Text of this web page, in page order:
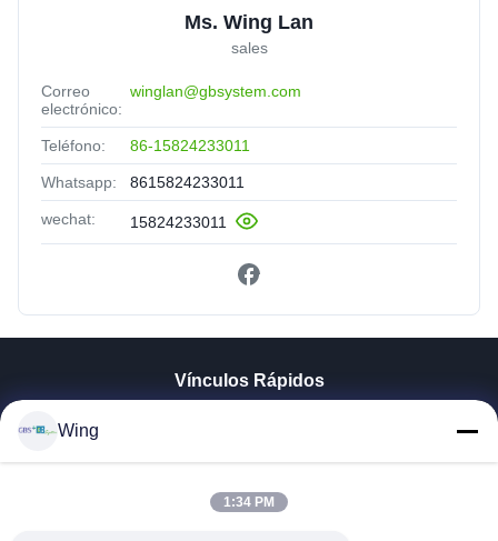
Ms. Wing Lan
sales
Correo
electrónico:
winglan@gbsystem.com
Teléfono: 86-15824233011
Whatsapp: 8615824233011
wechat: 15824233011
Vínculos Rápidos
Espectáculo VR
Wing
1:34 PM